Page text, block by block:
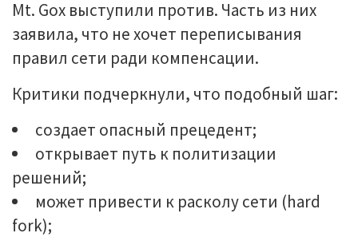
Mt. Gox выступили против. Часть из них
заявила, что не хочет переписывания
правил сети ради компенсации.
Критики подчеркнули, что подобный шаг:
создает опасный прецедент;
открывает путь к политизации
решений;
может привести к расколу сети (hard
fork);